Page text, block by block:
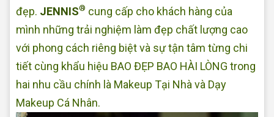
đẹp. JENNIS® cung cấp cho khách hàng của
mình những trải nghiệm làm đẹp chất lượng cao
với phong cách riêng biệt và sự tận tâm từng chi
tiết cùng khẩu hiệu BAO ĐẸP BAO HÀI LÒNG trong
hai nhu cầu chính là Makeup Tại Nhà và Dạy
Makeup Cá Nhân.